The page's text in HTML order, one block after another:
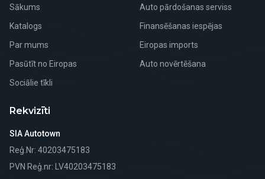
Sākums
Katalogs
Par mums
Pasūtīt no Eiropas
Sociālie tīkli
Auto pārdošanas serviss
Finansēšanas iespējas
Eiropas imports
Auto novērtēšana
Rekvizīti
SIA Autotown
Reģ.Nr: 40203475183
PVN Reģ.nr: LV40203475183